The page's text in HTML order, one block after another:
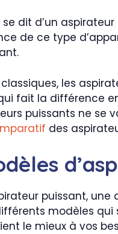
dit d’un
de ce type
les
fait la différence
puissants ne
des
puissant,
modèles
le mieux à vos